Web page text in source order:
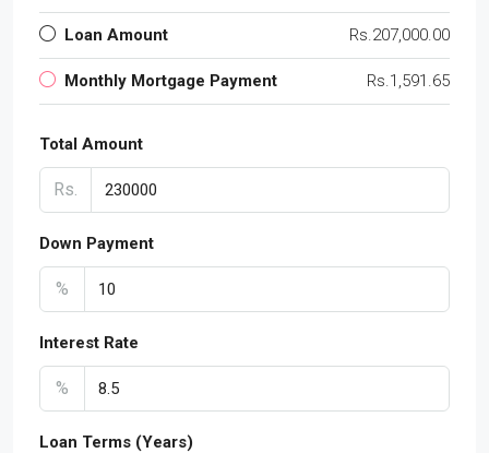
Loan Amount Rs.207,000.00
Monthly Mortgage Payment Rs.1,591.65
Total Amount
Rs.
Down Payment
%
Interest Rate
%
Loan Terms (Years)